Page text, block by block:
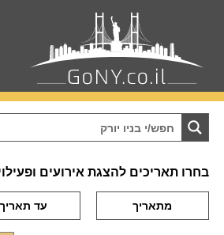
בחרו תאריכים להצגת אירועים